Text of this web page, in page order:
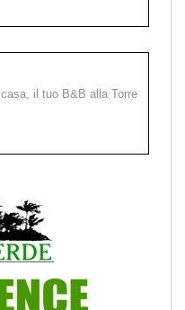
il tuo B&B alla Torre